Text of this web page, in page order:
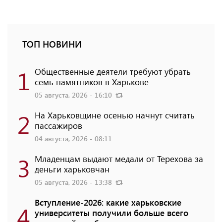
ТОП НОВИНИ
1 Общественные деятели требуют убрать
семь памятников в Харькове
05 августа, 2026 - 16:10
2 На Харьковщине осенью начнут считать
пассажиров
04 августа, 2026 - 08:11
3 Младенцам выдают медали от Терехова за
деньги харьковчан
05 августа, 2026 - 13:38
Вступление-2026: какие харьковские
университеты получили больше всего